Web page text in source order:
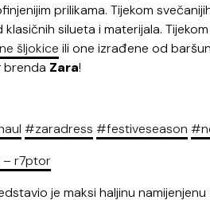
prilikama. Tijekom
silueta i materijala.
šljokice ili one izrađene od
brenda Zara!
#zaradress #festiveseason
– ‍r7ptor
je maksi haljinu